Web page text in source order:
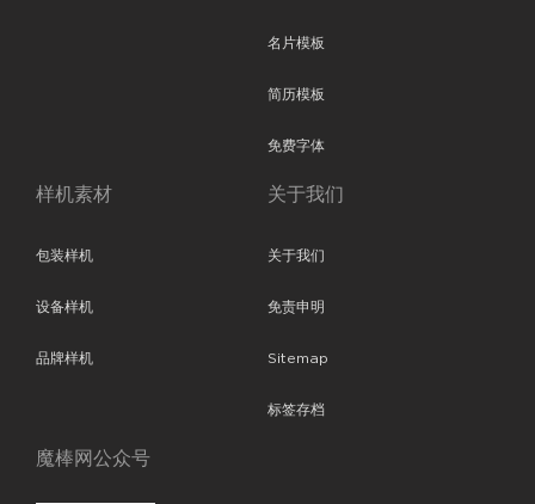
名片模板
简历模板
免费字体
样机素材
包装样机
设备样机
品牌样机
关于我们
关于我们
免责申明
Sitemap
标签存档
魔棒网公众号